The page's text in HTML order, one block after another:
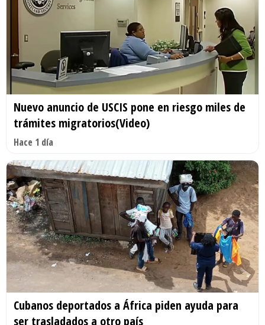
Nuevo anuncio de USCIS pone en riesgo miles de
trámites migratorios(Video)
Hace 1 día
Cubanos deportados a África piden ayuda para
ser trasladados a otro país